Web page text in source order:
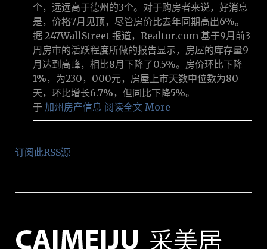
个，远远高于德州的3个。对于购房者来说，好消息
是，价格7月见顶，尽管房价比去年同期高出6%。
据 247WallStreet 报道，Realtor.com 基于9月前3
周房市的活跃程度所做的报告显示，房屋的库存量9
月达到高峰，相比8月下降了0.5%。房价环比下降
1%，为230，000元，房屋上市天数中位数为80
天，环比增长6.7%，但同比下降5%。
于 加州房产信息 阅读全文 More
订阅此RSS源